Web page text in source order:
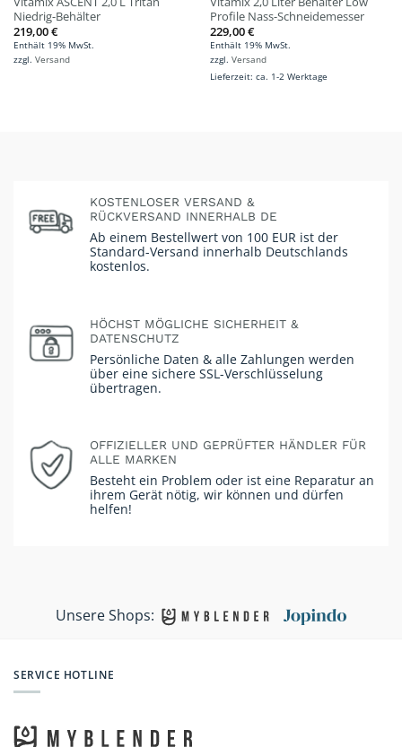
Niedrig-Behälter
219,00€
Enthält 19% MwSt.
zzgl. Versand
Profile Nass-Schneidemesser
229,00€
Enthält 19% MwSt.
zzgl. Versand
Lieferzeit: ca. 1-2 Werktage
KOSTENLOSER VERSAND &
RÜCKVERSAND INNERHALB DE
Ab einem Bestellwert von 100 EUR ist der
Standard-Versand innerhalb Deutschlands
kostenlos.
HÖCHST MÖGLICHE SICHERHEIT &
DATENSCHUTZ
Persönliche Daten & alle Zahlungen werden
über eine sichere SSL-Verschlüsselung
übertragen.
OFFIZIELLER UND GEPRÜFTER HÄNDLER FÜR
ALLE MARKEN
Besteht ein Problem oder ist eine Reparatur an
ihrem Gerät nötig, wir können und dürfen
helfen!
Unsere Shops:
SERVICE HOTLINE